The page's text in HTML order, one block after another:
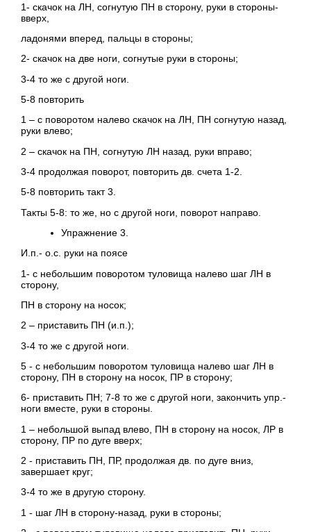
1- скачок на ЛН, согнутую ПН в сторону, руки в стороны-
вверх,
ладонями вперед, пальцы в стороны;
2- скачок на две ноги, согнутые руки в стороны;
3-4 то же с другой ноги.
5-8 повторить
1 – с поворотом налево скачок на ЛН, ПН согнутую назад,
руки влево;
2 – скачок на ПН, согнутую ЛН назад, руки вправо;
3-4 продолжая поворот, повторить дв. счета 1-2.
5-8 повторить такт 3.
Такты 5-8: то же, но с другой ноги, поворот направо.
Упражнение 3.
И.п.- о.с. руки на поясе
1- с небольшим поворотом туловища налево шаг ЛН в
сторону,
ПН в сторону на носок;
2 – приставить ПН (и.п.);
3-4 то же с другой ноги.
5 - с небольшим поворотом туловища налево шаг ЛН в
сторону, ПН в сторону на носок, ПР в сторону;
6- приставить ПН; 7-8 то же с другой ноги, закончить упр.-
ноги вместе, руки в стороны.
1 – небольшой выпад влево, ПН в сторону на носок, ЛР в
сторону, ПР по дуге вверх;
2 - приставить ПН, ПР, продолжая дв. по дуге вниз,
завершает круг;
3-4 то же в другую сторону.
1 - шаг ЛН в сторону-назад, руки в стороны;